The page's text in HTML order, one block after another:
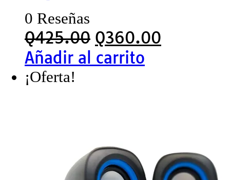
0 Reseñas
Q425.00 Q360.00
Añadir al carrito
¡Oferta!